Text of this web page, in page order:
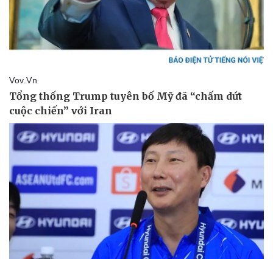
Pháp luật
Vụ án
Tin nóng
Tư vấn luật
Vũ khí
Việt Nam